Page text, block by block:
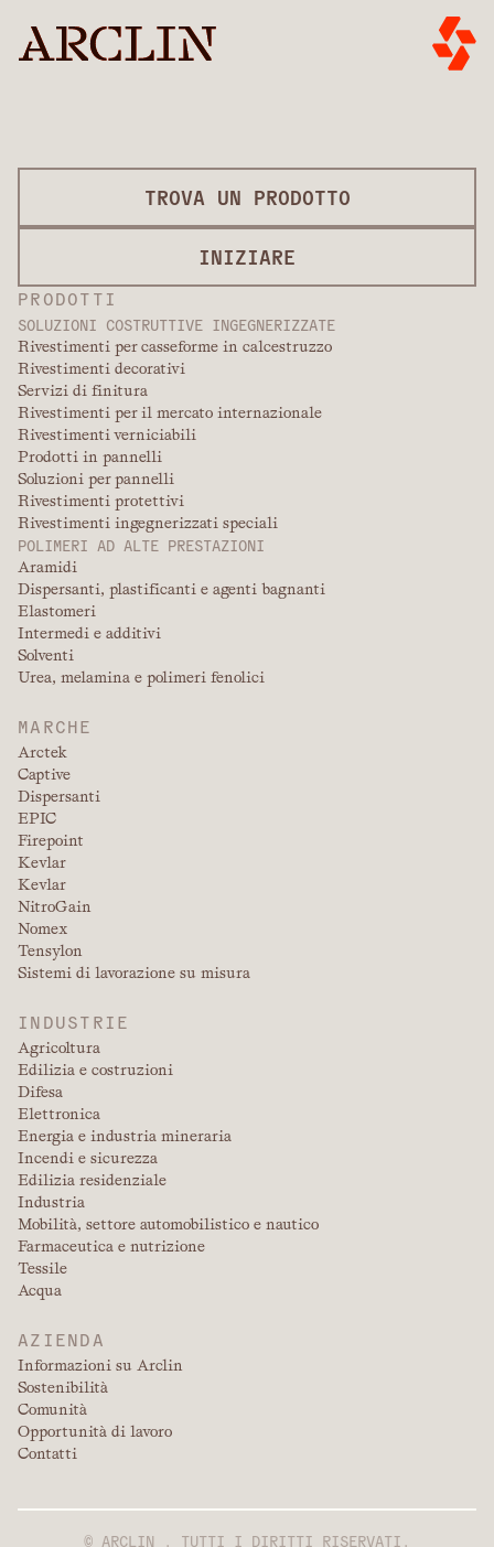
PRODOTTI
SOLUZIONI COSTRUTTIVE INGEGNERIZZATE
Rivestimenti per casseforme in calcestruzzo
Rivestimenti decorativi
Servizi di finitura
Rivestimenti per il mercato internazionale
Rivestimenti verniciabili
Prodotti in pannelli
Soluzioni per pannelli
Rivestimenti protettivi
Rivestimenti ingegnerizzati speciali
POLIMERI AD ALTE PRESTAZIONI
Aramidi
Dispersanti, plastificanti e agenti bagnanti
Elastomeri
Intermedi e additivi
Solventi
Urea, melamina e polimeri fenolici
MARCHE
Arctek
Captive
Dispersanti
EPIC
Firepoint
Kevlar
Kevlar
NitroGain
Nomex
Tensylon
Sistemi di lavorazione su misura
INDUSTRIE
Agricoltura
Edilizia e costruzioni
Difesa
Elettronica
Energia e industria mineraria
Incendi e sicurezza
Edilizia residenziale
Industria
Mobilità, settore automobilistico e nautico
Farmaceutica e nutrizione
Tessile
Acqua
AZIENDA
Informazioni su Arclin
Sostenibilità
Comunità
Opportunità di lavoro
Contatti
TROVA UN PRODOTTO
INIZIARE
© ARCLIN . TUTTI I DIRITTI RISERVATI.